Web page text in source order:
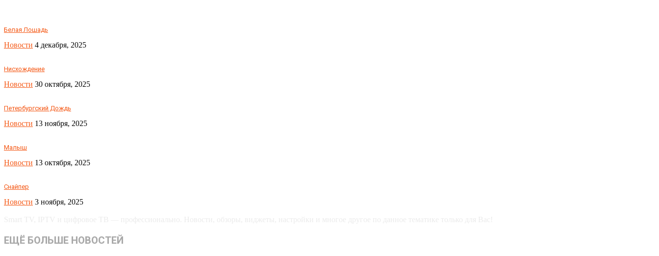
Белая Лошадь
Новости 4 декабря, 2025
Нисхождение
Новости 30 октября, 2025
Петербургский Дождь
Новости 13 ноября, 2025
Малыш
Новости 13 октября, 2025
Снайпер
Новости 3 ноября, 2025
ЕЩЁ БОЛЬШЕ НОВОСТЕЙ